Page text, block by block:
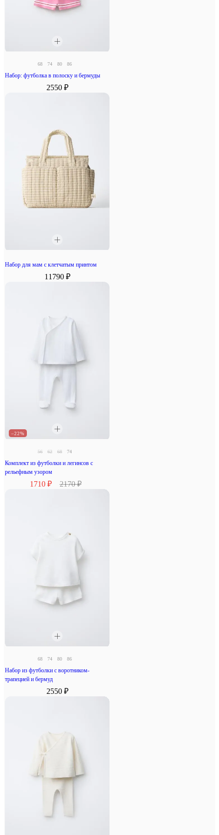
68 74 80 86
Набор: футболка в полоску и бермуды
2550 ₽
Набор для мам с клетчатым принтом
11790 ₽
–22%
56 62 68 74
Комплект из футболки и легинсов с
рельефным узором
1710 ₽ 2170 ₽
68 74 80 86
Набор из футболки с воротником-
трапецией и бермуд
2550 ₽